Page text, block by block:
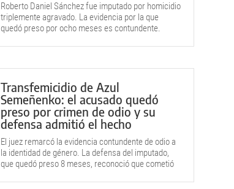
Roberto Daniel Sánchez fue imputado por homicidio
triplemente agravado. La evidencia por la que
quedó preso por ocho meses es contundente.
Transfemicidio de Azul
Semeñenko: el acusado quedó
preso por crimen de odio y su
defensa admitió el hecho
El juez remarcó la evidencia contundente de odio a
la identidad de género. La defensa del imputado,
que quedó preso 8 meses, reconoció que cometió